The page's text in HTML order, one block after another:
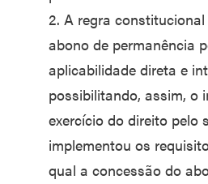
2. A regra
abono de permanência
aplicabilidade direta e
possibilitando, assim, o
exercício do direito pelo
implementou os
qual a concessão do